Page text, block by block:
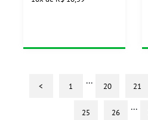
< 1 ... 20 21
25 26 ...